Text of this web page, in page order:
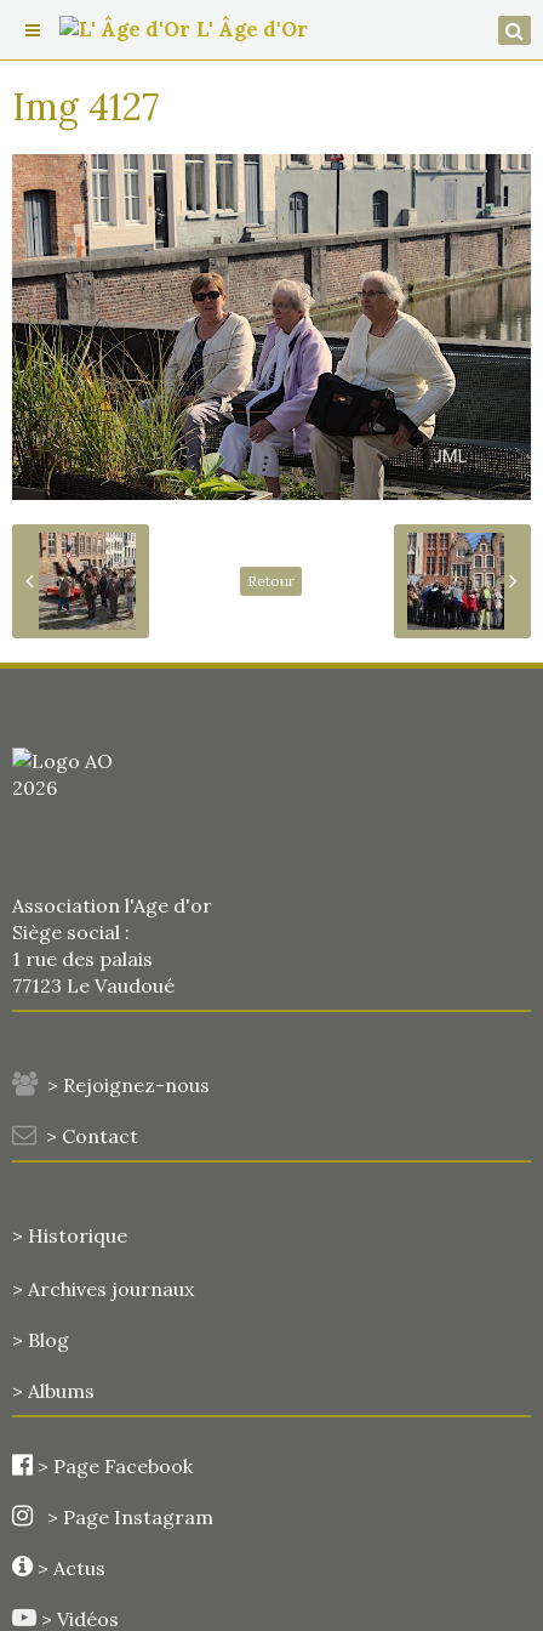
L' Âge d'Or
Img 4127
Retour
Association l'Age d'or
Siège social :
1 rue des palais
77123 Le Vaudoué
> Rejoignez-nous
> Contact
> Historique
> Archives journaux
> Blog
> Albums
> Page Facebook
> Page Instagram
> Actus
> Vidéos